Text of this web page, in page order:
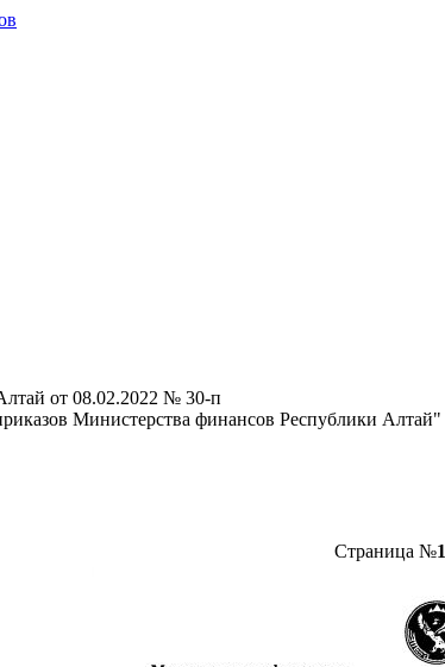
от 08.02.2022 № 30-п
Министерства финансов Республики Алтай"
Страница №1